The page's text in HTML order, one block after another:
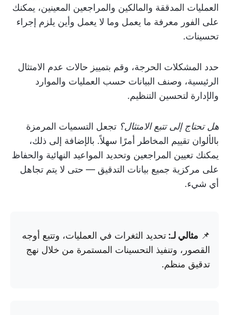
العمليات المدققة والمالكين والمراجعين المعينين، يمكنك
على الفور معرفة ما يعمل وما لا يعمل وأين يلزم إجراء
تحسينات.
حدد المشكلات الحرجة، وقم بتمييز حالات عدم الامتثال
الرئيسية، وصنف البيانات حسب العمليات والموارد
والإدارة لتحسين التنظيم.
هل تحتاج إلى تتبع الامتثال؟ تجعل التسميات المرمزة
بالألوان تقييم المخاطر أمرًا سهلاً. بالإضافة إلى ذلك،
يمكنك تعيين المراجعين وتحديد المواعيد النهائية والحفاظ
على مركزية جميع بيانات التدقيق — حتى لا يتم تجاهل
أي شيء.
📌 مثالي لـ: تحديد الثغرات في العمليات، وتتبع أوجه
القصور، وتنفيذ التحسينات المستمرة من خلال نهج
تدقيق منظم.